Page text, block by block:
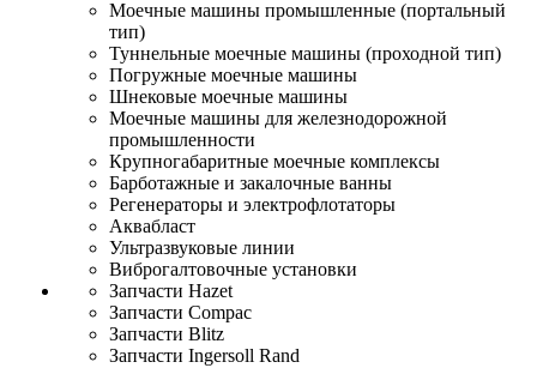
Моечные машины промышленные (портальный
тип)
Туннельные моечные машины (проходной тип)
Погружные моечные машины
Шнековые моечные машины
Моечные машины для железнодорожной
промышленности
Крупногабаритные моечные комплексы
Барботажные и закалочные ванны
Регенераторы и электрофлотаторы
Аквабласт
Ультразвуковые линии
Виброгалтовочные установки
Запчасти Hazet
Запчасти Compac
Запчасти Blitz
Запчасти Ingersoll Rand